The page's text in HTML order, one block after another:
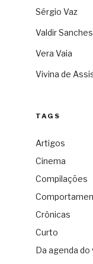
Sérgio Vaz
Valdir Sanches
Vera Vaia
Vivina de
TAGS
Artigos
Cinema
Compilações
Crônicas
Curto
Da agenda do